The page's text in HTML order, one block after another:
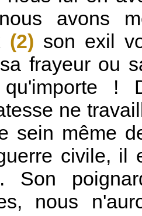
avons
(2) son exil
frayeur ou
!
ne
sein même
civile, il
Son
nous